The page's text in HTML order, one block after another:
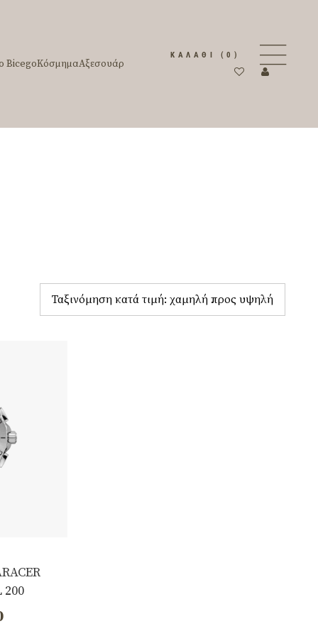
BicegoΚόσμημαΑξεσουάρ
ΚΑΛΆΘΙ (0)
200
40 mm,